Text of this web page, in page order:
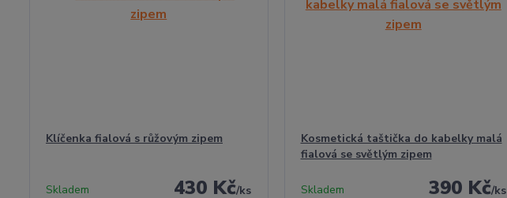
Klíčenka fialová s růžovým zipem
430 Kč/ks
Skladem
Kosmetická taštička do kabelky malá
fialová se světlým zipem
390 Kč/ks
Skladem